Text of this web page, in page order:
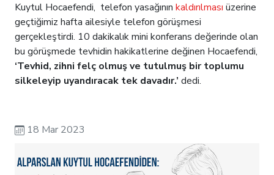
Kuytul Hocaefendi, telefon yasağının kaldırılması üzerine
geçtiğimiz hafta ailesiyle telefon görüşmesi
gerçekleştirdi. 10 dakikalık mini konferans değerinde olan
bu görüşmede tevhidin hakikatlerine değinen Hocaefendi,
‘Tevhid, zihni felç olmuş ve tutulmuş bir toplumu
silkeleyip uyandıracak tek davadır.’ dedi.
18 Mar 2023